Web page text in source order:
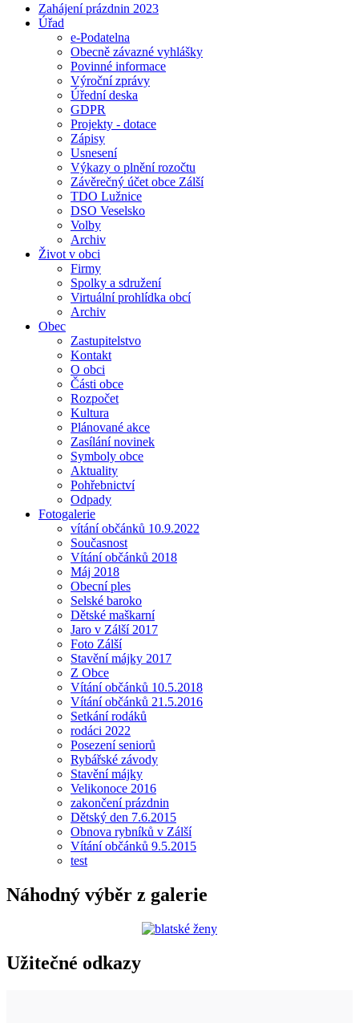
Zahájení prázdnin 2023
Úřad
e-Podatelna
Obecně závazné vyhlášky
Povinné informace
Výroční zprávy
Úřední deska
GDPR
Projekty - dotace
Zápisy
Usnesení
Výkazy o plnění rozočtu
Závěrečný účet obce Zálší
TDO Lužnice
DSO Veselsko
Volby
Archiv
Život v obci
Firmy
Spolky a sdružení
Virtuální prohlídka obcí
Archiv
Obec
Zastupitelstvo
Kontakt
O obci
Části obce
Rozpočet
Kultura
Plánované akce
Zasílání novinek
Symboly obce
Aktuality
Pohřebnictví
Odpady
Fotogalerie
vítání občánků 10.9.2022
Současnost
Vítání občánků 2018
Máj 2018
Obecní ples
Selské baroko
Dětské maškarní
Jaro v Zálší 2017
Foto Zálší
Stavění májky 2017
Z Obce
Vítání občánků 10.5.2018
Vítání občánků 21.5.2016
Setkání rodáků
rodáci 2022
Posezení seniorů
Rybářské závody
Stavění májky
Velikonoce 2016
zakončení prázdnin
Dětský den 7.6.2015
Obnova rybníků v Zálší
Vítání občánků 9.5.2015
test
Náhodný výběr z galerie
Užitečné odkazy